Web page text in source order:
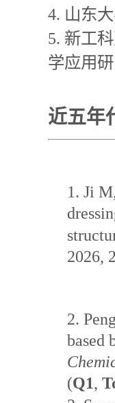
4. 山东
5. 新工
学应用
近五年
1. Ji
2026,
2.
based
(Q1,